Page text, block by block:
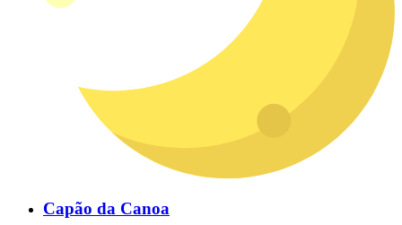
Capão da Canoa